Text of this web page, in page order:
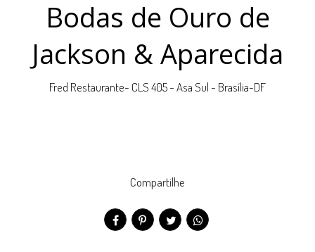
Bodas de Ouro de
Jackson & Aparecida
Fred Restaurante- CLS 405 - Asa Sul - Brasília-DF
Compartilhe